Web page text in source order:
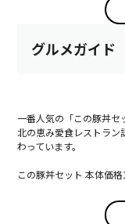
グルメガイド
一番人気の「この豚丼セ
北の恵み愛食レストラン
わっています。
この豚丼セット 本体価